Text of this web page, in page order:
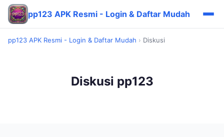
pp123 APK Resmi - Login & Daftar Mudah
pp123 APK Resmi - Login & Daftar Mudah › Diskusi
Diskusi pp123